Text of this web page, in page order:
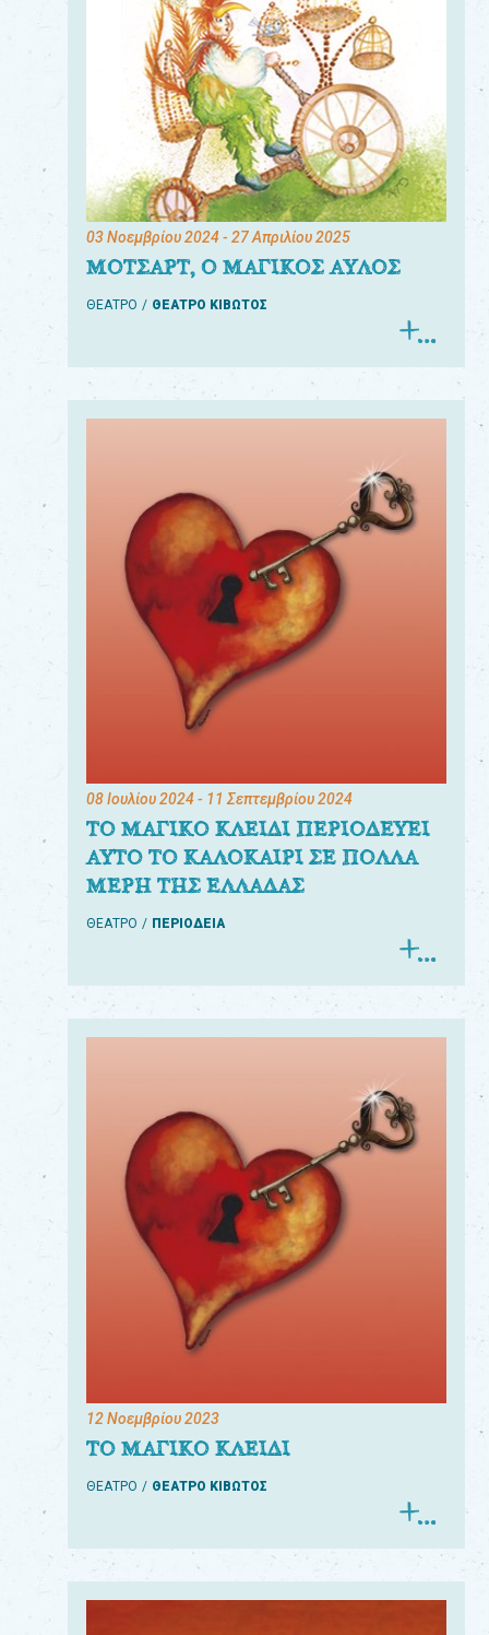
03 Νοεμβρίου 2024- 27 Απριλίου 2025
ΜΟΤΣΑΡΤ, Ο ΜΑΓΙΚΟΣ ΑΥΛΟΣ
ΘΕΑΤΡΟ ΘΕΑΤΡΟ ΚΙΒΩΤΟΣ
08 Ιουλίου 2024- 11 Σεπτεμβρίου 2024
ΤΟ ΜΑΓΙΚΟ ΚΛΕΙΔΙ ΠΕΡΙΟΔΕΥΕΙ
ΑΥΤΟ ΤΟ ΚΑΛΟΚΑΙΡΙ ΣΕ ΠΟΛΛΑ
ΜΕΡΗ ΤΗΣ ΕΛΛΑΔΑΣ
ΘΕΑΤΡΟ ΠΕΡΙΟΔΕΙΑ
12 Νοεμβρίου 2023
ΤΟ ΜΑΓΙΚΟ ΚΛΕΙΔΙ
ΘΕΑΤΡΟ ΘΕΑΤΡΟ ΚΙΒΩΤΟΣ